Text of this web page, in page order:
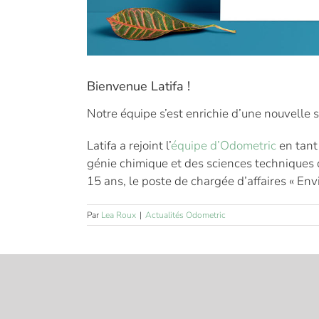
Bienvenue Latifa !
Notre équipe s’est enrichie d’une
Latifa a rejoint l’équipe d’Odometric en
génie chimique et des sciences
15 ans, le poste de chargée d’affaires «
Par Lea Roux | Actualités Odometric